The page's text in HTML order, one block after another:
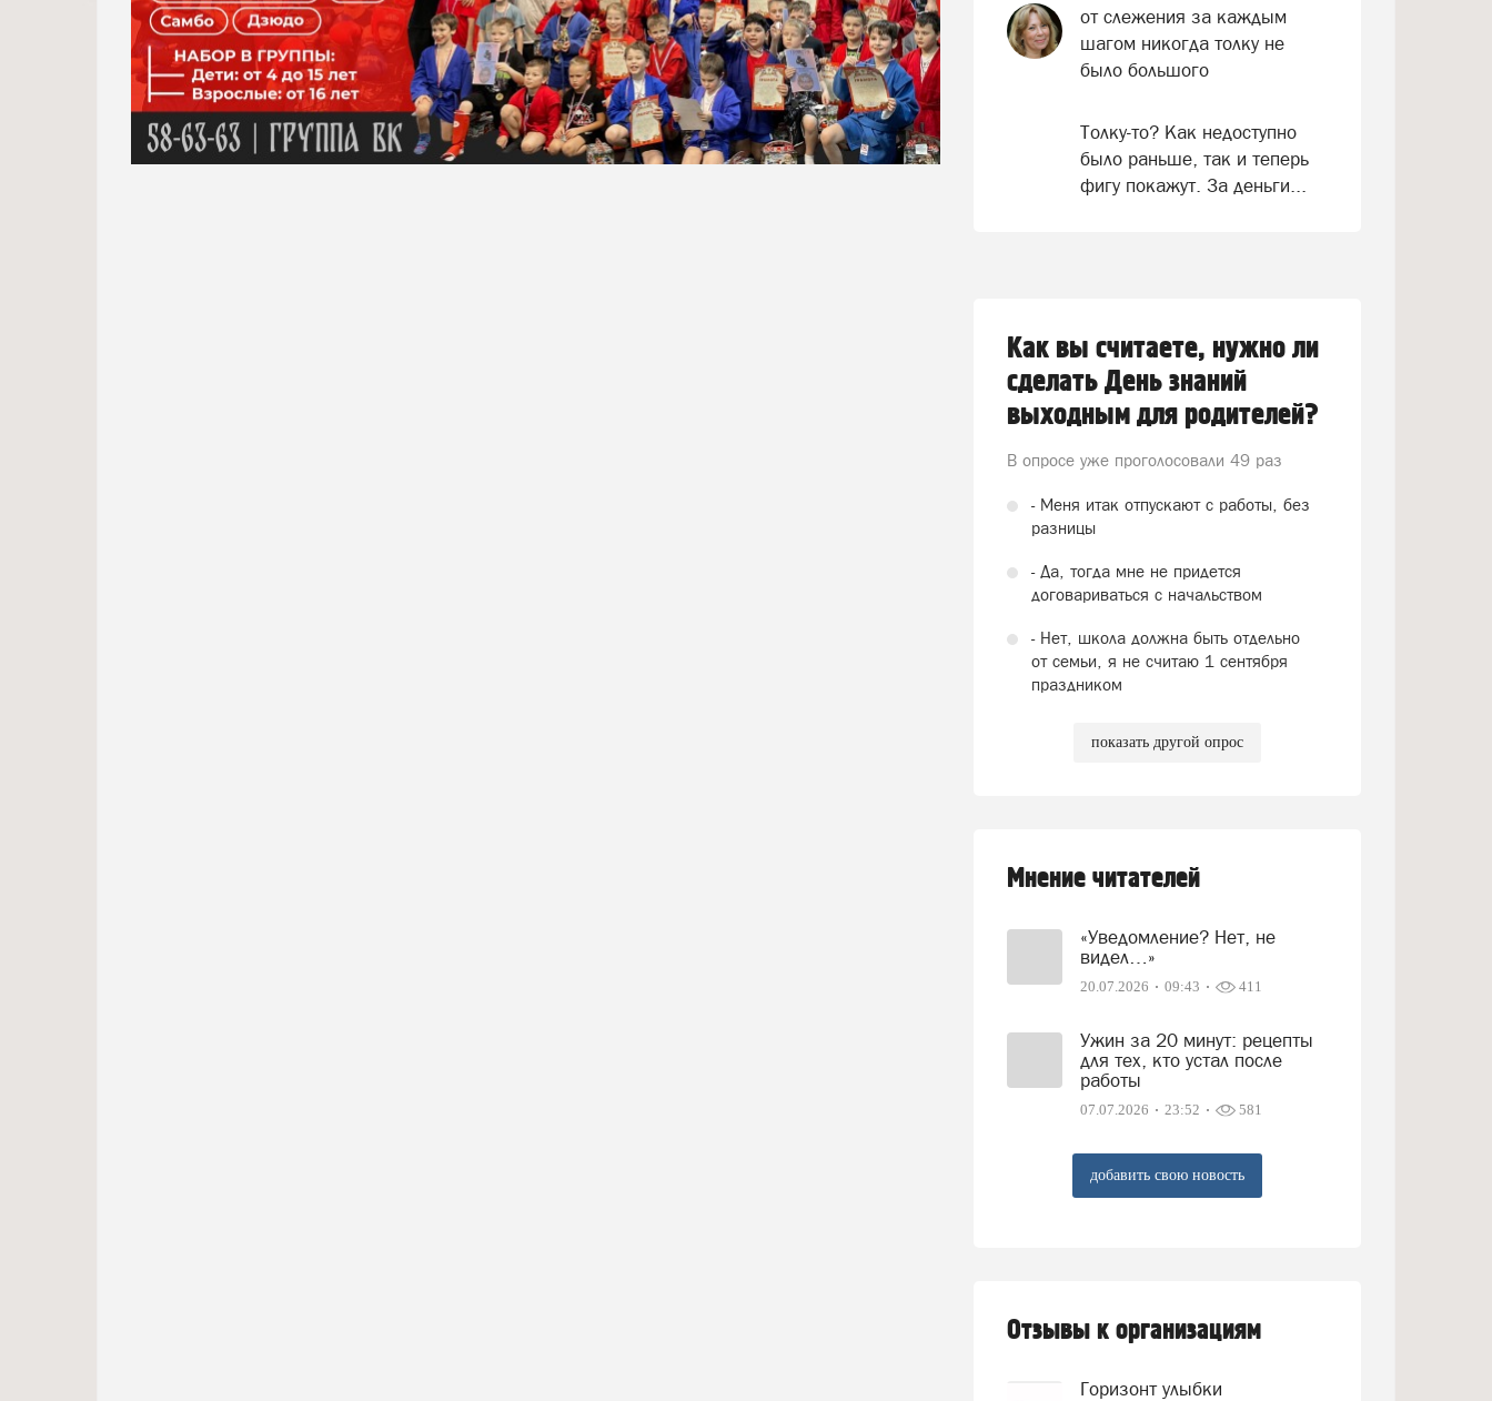
от слежения за каждым
шагом никогда толку не
было большого
Толку-то? Как недоступно
было раньше, так и теперь
фигу покажут. За деньги...
Как вы считаете, нужно ли
сделать День знаний
выходным для родителей?
В опросе уже проголосовали 49 раз
- Меня итак отпускают с работы, без
разницы
- Да, тогда мне не придется
договариваться с начальством
- Нет, школа должна быть отдельно
от семьи, я не считаю 1 сентября
праздником
показать другой опрос
Мнение читателей
«Уведомление? Нет, не
видел…»
20.07.2026 09:43 411
Ужин за 20 минут: рецепты
для тех, кто устал после
работы
07.07.2026 23:52 581
добавить свою новость
Отзывы к организациям
Горизонт улыбки